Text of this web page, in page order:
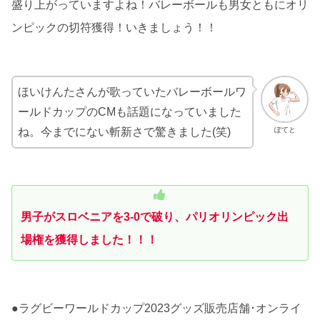
盛り上がっていますよね！バレーボールも男女ともにオリ
ンピックの切符獲得！いきましょう！！
ぽてと
ほいけんたさんが歌っていたバレーボールワ
ールドカップのCMも話題になっていました
ね。今までにない斬新さで驚きました(笑)
男子がスロベニアを3-0で破り、パリオリンピック出
場権を獲得しました！！！
●ラグビーワールドカップ2023グッズ販売店舗･オンライ